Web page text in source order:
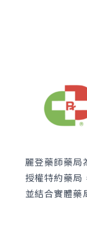
麗登藥師藥局
授權特約藥局
並結合實體藥